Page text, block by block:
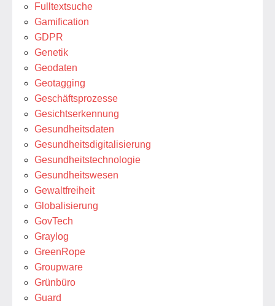
Fulltextsuche
Gamification
GDPR
Genetik
Geodaten
Geotagging
Geschäftsprozesse
Gesichtserkennung
Gesundheitsdaten
Gesundheitsdigitalisierung
Gesundheitstechnologie
Gesundheitswesen
Gewaltfreiheit
Globalisierung
GovTech
Graylog
GreenRope
Groupware
Grünbüro
Guard